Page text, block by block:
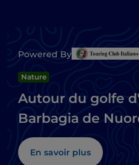
Powered By
Nature
Autour du golfe
Barbagia de
En savoir plus